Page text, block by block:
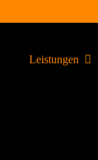
Leistungen